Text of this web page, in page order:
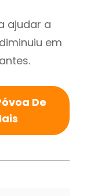
ajudar a
em
De